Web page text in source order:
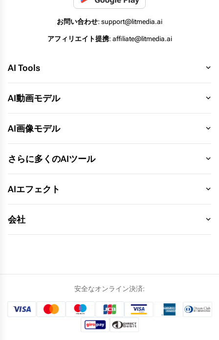
お問い合わせ: support@litmedia.ai
アフィリエイト提携: affiliate@litmedia.ai
AI Tools
AI動画モデル
AI画像モデル
さらに多くのAIツール
AIエフェクト
会社
安全なオンライン決済: